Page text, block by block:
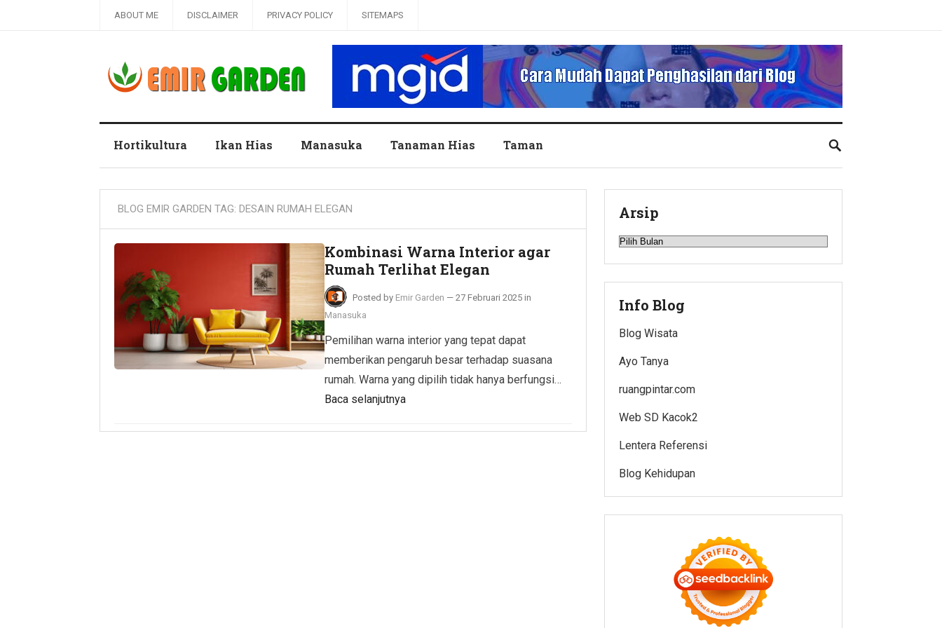
ABOUT ME DISCLAIMER PRIVACY POLICY SITEMAPS
Hortikultura Ikan Hias Manasuka Tanaman Hias Taman
BLOG EMIR GARDEN TAG: DESAIN RUMAH ELEGAN
Kombinasi Warna Interior agar
Rumah Terlihat Elegan
Posted by Emir Garden — 27 Februari 2025 in
Manasuka
Pemilihan warna interior yang tepat dapat
memberikan pengaruh besar terhadap suasana
rumah. Warna yang dipilih tidak hanya berfungsi…
Baca selanjutnya
Arsip
Arsip
Info Blog
Blog Wisata
Ayo Tanya
ruangpintar.com
Web SD Kacok2
Lentera Referensi
Blog Kehidupan